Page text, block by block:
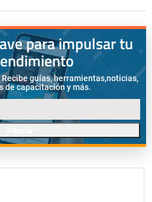
para impulsar tu
guías, herramientas,noticias,
de capacitación y más.